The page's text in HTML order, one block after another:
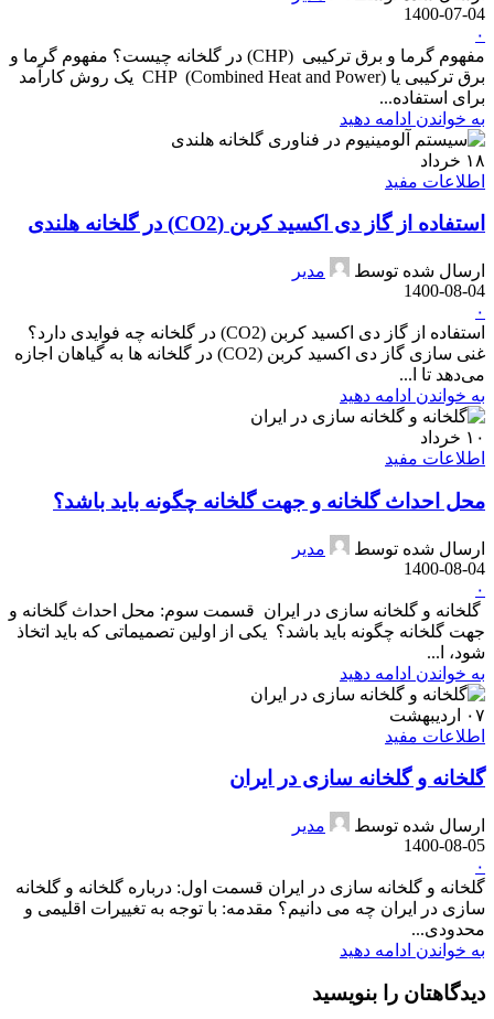
1400-07-04
۰
مفهوم گرما و برق ترکیبی (CHP) در گلخانه چیست؟ مفهوم گرما و
برق ترکیبی یا CHP (Combined Heat and Power) یک روش کارآمد
برای استفاده...
به خواندن ادامه دهید
۱۸ خرداد
اطلاعات مفید
استفاده از گاز دی اکسید کربن (CO2) در گلخانه هلندی
ارسال شده توسط
مدیر
1400-08-04
۰
استفاده از گاز دی اکسید کربن (CO2) در گلخانه چه فوایدی دارد؟
غنی سازی گاز دی اکسید کربن (CO2) در گلخانه ها به گیاهان اجازه
می‌دهد تا ا...
به خواندن ادامه دهید
۱۰ خرداد
اطلاعات مفید
محل احداث گلخانه و جهت گلخانه چگونه باید باشد؟
ارسال شده توسط
مدیر
1400-08-04
۰
گلخانه و گلخانه سازی در ایران قسمت سوم: محل احداث گلخانه و
جهت گلخانه چگونه باید باشد؟ یکی از اولین تصمیماتی که باید اتخاذ
شود، ا...
به خواندن ادامه دهید
۰۷
اردیبهشت
اطلاعات مفید
گلخانه و گلخانه سازی در ایران
ارسال شده توسط
مدیر
1400-08-05
۰
گلخانه و گلخانه سازی در ایران قسمت اول: درباره گلخانه و گلخانه
سازی در ایران چه می دانیم؟ مقدمه: با توجه به تغییرات اقلیمی و
محدودی...
به خواندن ادامه دهید
دیدگاهتان را بنویسید